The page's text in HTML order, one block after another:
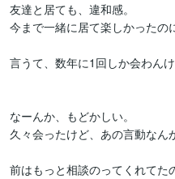
友達と居ても、違和感。
今まで一緒に居て楽しかったの
言うて、数年に1回しか会わんけ
なーんか、もどかしい。
久々会ったけど、あの言動な
前はもっと相談のってくれてた